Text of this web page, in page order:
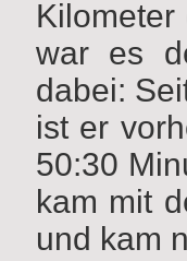
war es
dabei:
ist er
50:30
kam mit
und kam